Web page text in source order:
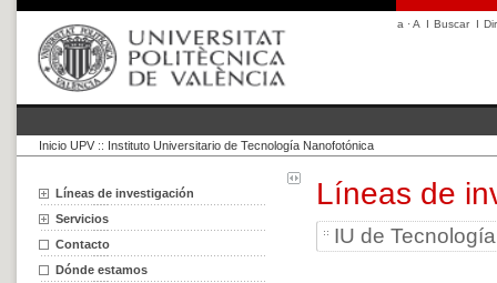
a ·A I BuscarI
Inicio UPV :: Instituto Universitario de Tecnología Nanofotónica
Líneas de investigación
Servicios
Contacto
Dónde estamos
Líneas de
IU de